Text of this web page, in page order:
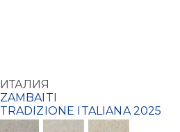
ИТАЛИЯ
ZAMBAITI
TRADIZIONE ITALIANA 2025